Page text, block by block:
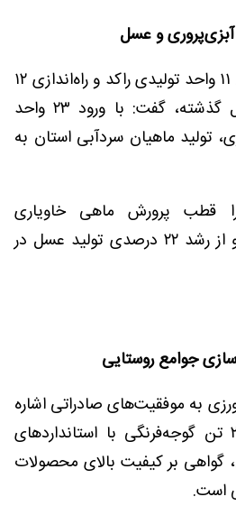
و عسل
فرازی با اعلام خبر احیای ۱۱ واحد تولیدی راکد و راه‌اندازی ۱۲
طرح جدید در یک سال گذشته، گفت: با ورود ۲۳ واحد
تولید ماهیان سردآبی استان به
قطب پرورش ماهی خاویاری
غیرساحلی کشور خواند و از رشد ۲۲ درصدی تولید عسل در
جوامع روستایی
به موفقیت‌های صادراتی اشاره
کرد و گفت: صادرات ۲۲ تن گوجه‌فرنگی با استانداردهای
گواهی بر کیفیت بالای محصولات
است.